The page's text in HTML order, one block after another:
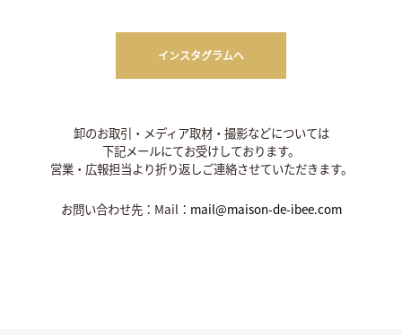
インスタグラムへ
卸のお取引・メディア取材・撮影などについては
下記メールにてお受けしております。
営業・広報担当より折り返しご連絡させていただきます。
お問い合わせ先：Mail： mail@maison-de-ibee.com